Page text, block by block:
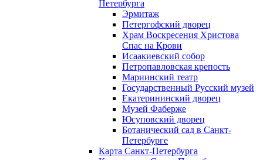
Петербурга
Эрмитаж
Петергофский дворец
Храм Воскресения Христова
Спас на Крови
Исаакиевский собор
Петропавловская крепость
Мариинский театр
Государственный Русский музей
Екатерининский дворец
Музей Фаберже
Юсуповский дворец
Ботанический сад в Санкт-
Петербурге
Карта Санкт-Петербурга